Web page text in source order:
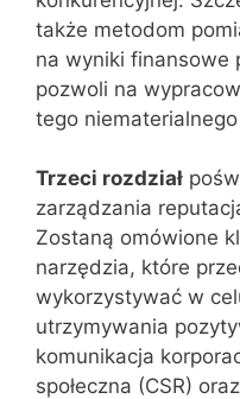
także metodom
na wyniki finansowe
pozwoli na
tego
Trzeci rozdział
zarządzania
Zostaną omówione
narzędzia, które
wykorzystywać w
utrzymywania
komunikacja
społeczna (CSR)